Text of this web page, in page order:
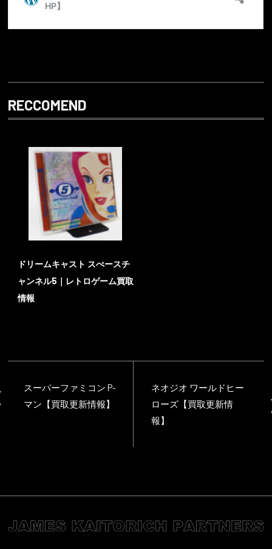
RECCOMEND
ドリームキャスト スぺースチ
ャンネル5｜レトロゲーム買取
情報
スーパーファミコン P-
マン【買取更新情報】
ネオジオ ワールドヒー
ローズ【買取更新情
報】